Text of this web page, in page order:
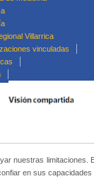
Villarrica
vinculadas
nuestras limitaciones.
en sus capacidades